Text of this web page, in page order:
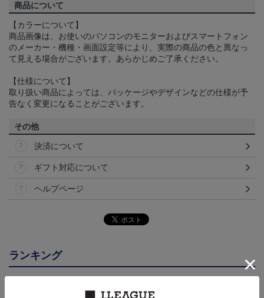
商品について
【カラーについて】
商品画像は、お使いのパソコンのモニターおよびスマートフォン
のメーカー・機種・画面設定等により、実際の商品の色と異なっ
て見える場合がございます。あらかじめご了承ください。
【仕様について】
取り扱い商品によっては、パッケージやデザインなどの仕様が予
告なく変更になることがございます。
その他
決済について
ギフト対応について
ヘルプページ
ランキング